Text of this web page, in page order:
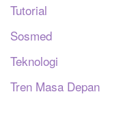
Tutorial
Sosmed
Teknologi
Tren Masa Depan